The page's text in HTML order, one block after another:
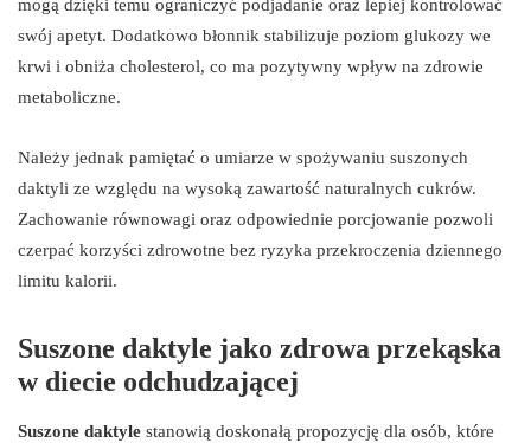
mogą dzięki temu ograniczyć podjadanie oraz lepiej kontrolować
swój apetyt. Dodatkowo błonnik stabilizuje poziom glukozy we
krwi i obniża cholesterol, co ma pozytywny wpływ na zdrowie
metaboliczne.
Należy jednak pamiętać o umiarze w spożywaniu suszonych
daktyli ze względu na wysoką zawartość naturalnych cukrów.
Zachowanie równowagi oraz odpowiednie porcjowanie pozwoli
czerpać korzyści zdrowotne bez ryzyka przekroczenia dziennego
limitu kalorii.
Suszone daktyle jako zdrowa przekąska
w diecie odchudzającej
Suszone daktyle stanowią doskonałą propozycję dla osób, które